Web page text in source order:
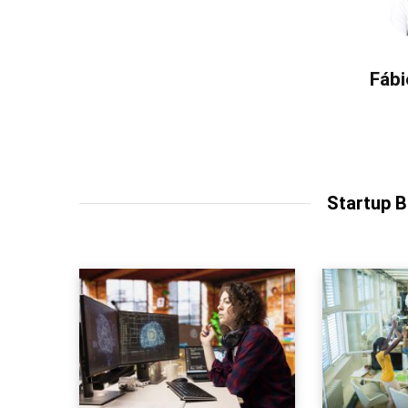
Startup